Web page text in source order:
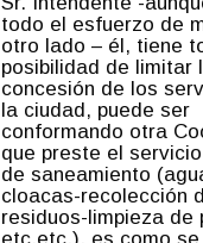
todo el esfuerzo de
otro lado – él, tiene
posibilidad de limitar
concesión de los
la ciudad, puede ser
conformando otra
que preste el
de saneamiento
cloacas-recolección
residuos-limpieza de
etc.etc.), es como se